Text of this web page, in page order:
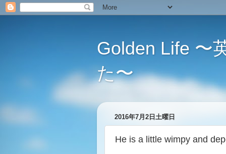
Golden Life 〜
た〜
2016年7月2日土曜日
He is a little wimpy and